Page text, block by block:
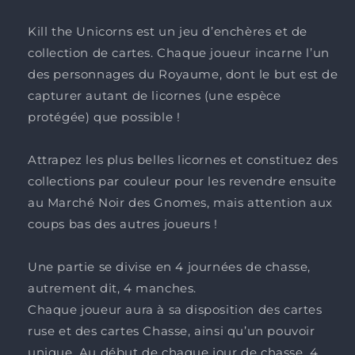
Kill the Unicorns est un jeu d’enchères et de
collection de cartes. Chaque joueur incarne l’un
des personnages du Royaume, dont le but est de
capturer autant de licornes (une espèce
protégée) que possible !
Attrapez les plus belles licornes et constituez des
collections par couleur pour les revendre ensuite
au Marché Noir des Gnomes, mais attention aux
coups bas des autres joueurs !
Une partie se divise en 4 journées de chasse,
autrement dit, 4 manches.
Chaque joueur aura à sa disposition des cartes
ruse et des cartes Chasse, ainsi qu’un pouvoir